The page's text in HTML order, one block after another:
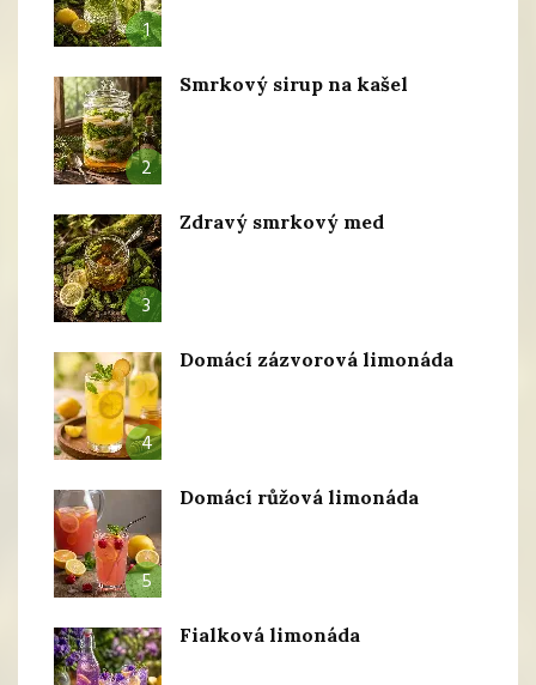
1
2
Smrkový sirup na kašel
3
Zdravý smrkový med
4
Domácí zázvorová limonáda
5
Domácí růžová limonáda
Fialková limonáda